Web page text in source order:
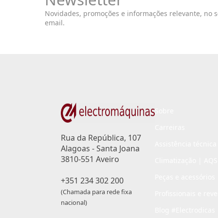
Novidades, promoções e informações relevante, no
email.
Rua da República, 107
Alagoas - Santa Joana
3810-551 Aveiro
+351 234 302 200
(Chamada para rede fixa
nacional)